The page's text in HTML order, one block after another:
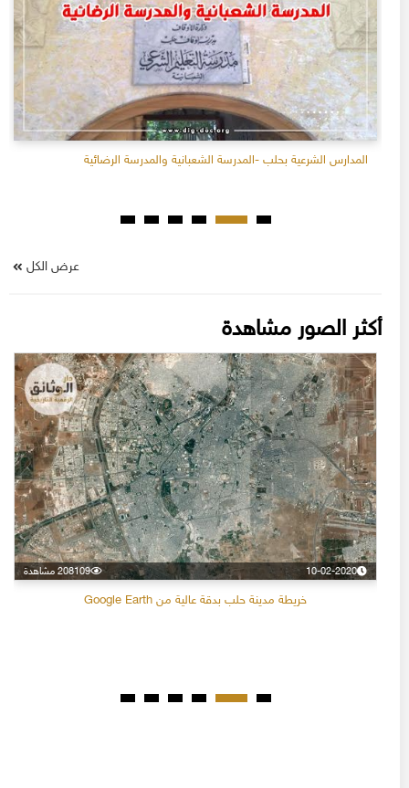
المدارس الشرعية بحلب -المدرسة الشعبانية والمدرسة الرضائية
عرض الكل
أكثر الصور مشاهدة
10-02-2020 208109 مشاهدة
خريطة مدينة حلب بدقة عالية من Google Earth